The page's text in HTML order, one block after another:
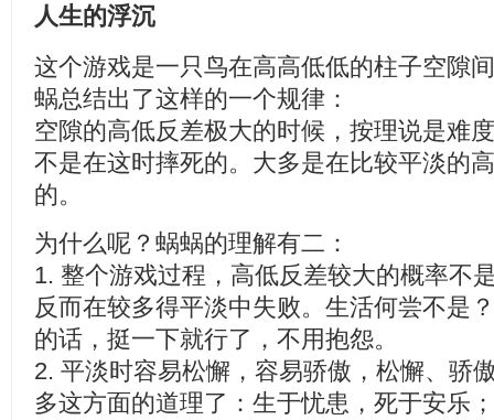
人生的浮沉
这个游戏是一只鸟在高高低低的柱子空隙
蜗总结出了这样的一个规律：
空隙的高低反差极大的时候，按理说是难
不是在这时摔死的。大多是在比较平淡的
的。
为什么呢？蜗蜗的理解有二：
1. 整个游戏过程，高低反差较大的概率不
反而在较多得平淡中失败。生活何尝不是
的话，挺一下就行了，不用抱怨。
2. 平淡时容易松懈，容易骄傲，松懈、骄
多这方面的道理了：生于忧患，死于安乐